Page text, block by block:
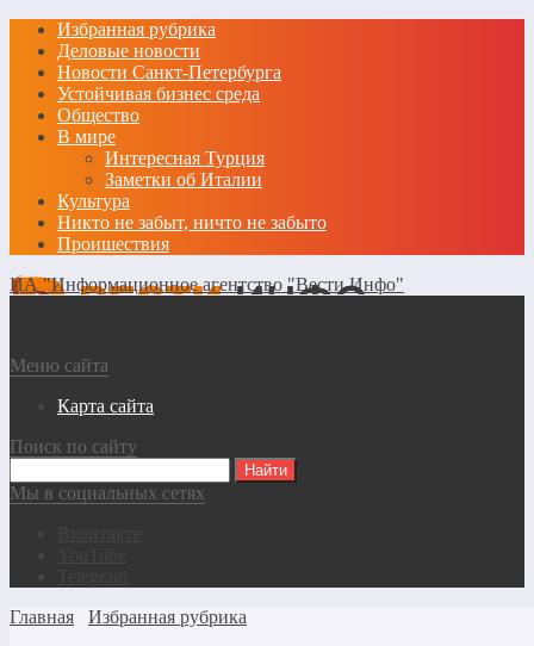
Избранная рубрика
Деловые новости
Новости Санкт-Петербурга
Устойчивая бизнес среда
Общество
В мире
Интересная Турция
Заметки об Италии
Культура
Никто не забыт, ничто не забыто
Проишествия
ИА "Информационное агентство "Вести Инфо"
Меню сайта
Карта сайта
Поиск по сайту
Мы в социальных сетях
Главная
Избранная рубрика